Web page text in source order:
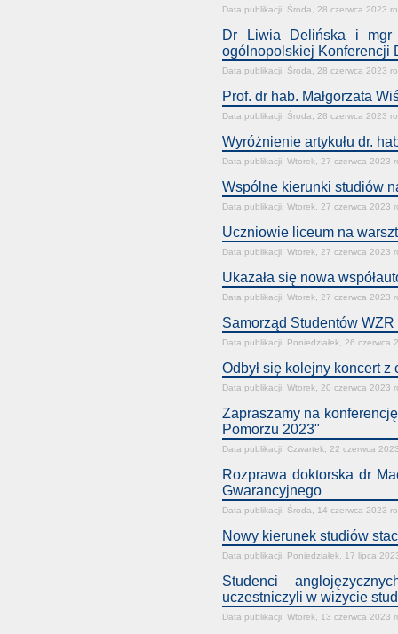
Data publikacji: Środa, 28 czerwca 2023
Dr Liwia Delińska i mgr
ogólnopolskiej Konferencji
Data publikacji: Środa, 28 czerwca 2023
Prof. dr hab. Małgorzata
Data publikacji: Środa, 28 czerwca 2023
Wyróżnienie artykułu dr.
Data publikacji: Wtorek, 27 czerwca 2023
Wspólne kierunki studiów
Data publikacji: Wtorek, 27 czerwca 2023
Uczniowie liceum na
Data publikacji: Wtorek, 27 czerwca 2023
Ukazała się nowa
Data publikacji: Wtorek, 27 czerwca 2023
Samorząd Studentów
Data publikacji: Poniedziałek, 26 czerwca
Odbył się kolejny koncert
Data publikacji: Wtorek, 20 czerwca 2023
Zapraszamy na
Pomorzu 2023"
Data publikacji: Czwartek, 22 czerwca
Rozprawa doktorska dr
Gwarancyjnego
Data publikacji: Środa, 14 czerwca 2023
Nowy kierunek studiów
Data publikacji: Poniedziałek, 17 lipca
Studenci
uczestniczyli w wizycie
Data publikacji: Wtorek, 13 czerwca 2023